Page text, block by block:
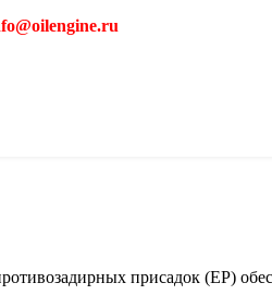
присадок (EP)